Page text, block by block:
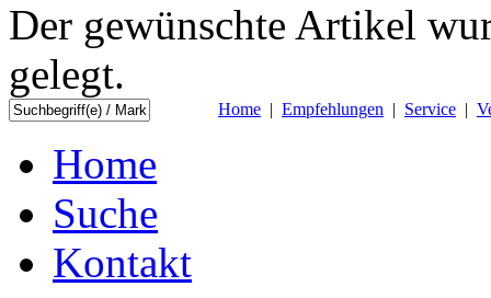
Der gewünschte Artikel
gelegt.
Home | Empfehlungen | Service |
Home
Suche
Kontakt